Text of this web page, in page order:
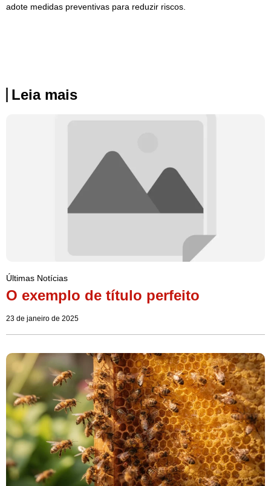
adote medidas preventivas para reduzir riscos.
Leia mais
Últimas Notícias
O exemplo de título perfeito
23 de janeiro de 2025